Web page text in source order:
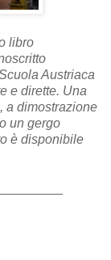
libro
Austriaca
e dirette. Una
a dimostrazione
un gergo
è disponibile